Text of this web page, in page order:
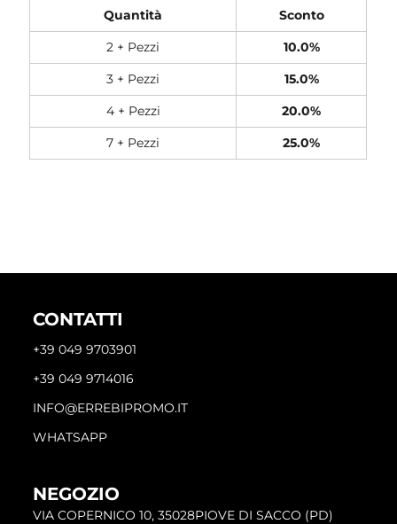
Quantità
Sconto
2 + Pezzi
10.0%
3 + Pezzi
15.0%
4 + Pezzi
20.0%
7 + Pezzi
25.0%
CONTATTI
+39 049 9703901
+39 049 9714016
INFO@ERREBIPROMO.IT
WHATSAPP
NEGOZIO
VIA COPERNICO 10, 35028PIOVE DI SACCO (PD)